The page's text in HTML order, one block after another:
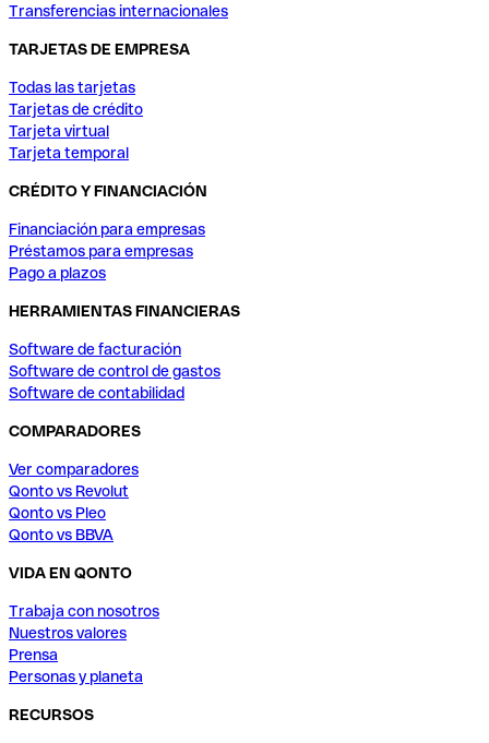
Transferencias internacionales
TARJETAS DE EMPRESA
Todas las tarjetas
Tarjetas de crédito
Tarjeta virtual
Tarjeta temporal
CRÉDITO Y FINANCIACIÓN
Financiación para empresas
Préstamos para empresas
Pago a plazos
HERRAMIENTAS FINANCIERAS
Software de facturación
Software de control de gastos
Software de contabilidad
COMPARADORES
Ver comparadores
Qonto vs Revolut
Qonto vs Pleo
Qonto vs BBVA
VIDA EN QONTO
Trabaja con nosotros
Nuestros valores
Prensa
Personas y planeta
RECURSOS